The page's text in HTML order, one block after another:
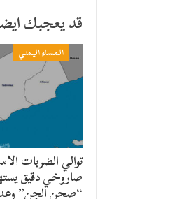
قد يعجبك
المساء اليمني
توالي الضربات
صاروخي دقيق
“صحن الجن”